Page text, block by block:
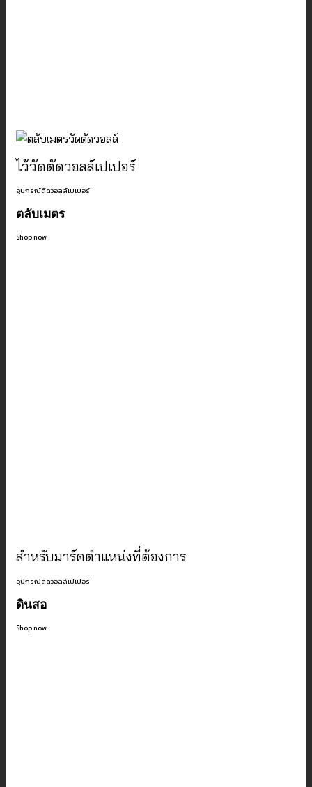
ไว้วัดตัดวอลล์เปเปอร์
อุปกรณ์ติดวอลล์เปเปอร์
ตลับเมตร
Shop now
สำหรับมาร์คตำแหน่งที่ต้องการ
อุปกรณ์ติดวอลล์เปเปอร์
ดินสอ
Shop now